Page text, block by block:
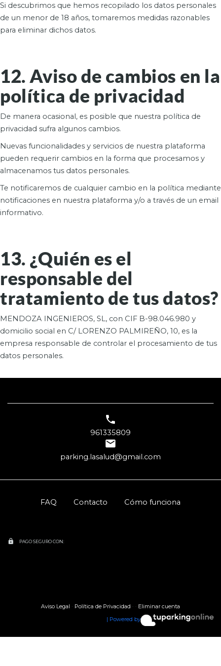
Si descubrimos que hemos recopilado los datos personales
de un menor de 18 años, tomaremos medidas razonables
para eliminar dichos datos.
12. Aviso de cambios en la
política de privacidad
De manera ocasional, es posible que nuestra política de
privacidad sufra algunos cambios.
Nuevas funcionalidades y servicios de nuestra plataforma
pueden requerir cambios en la forma que procesamos y
almacenamos tus datos personales.
Te notificaremos de cualquier cambio en la política mediante
notificaciones en nuestra plataforma y/o a través de un email
informativo.
13. ¿Quién es el
responsable del
tratamiento de tus datos?
MENDOZA INGENIEROS, SL, con CIF B-98.046.980 y
domicilio social en C/ LORENZO PALMIREÑO, 10, es la
empresa responsable de controlar el procesamiento de tus
datos personales.

961335809

parking.lasalud@gmail.com
FAQ Contacto Cómo funciona
lock PAGO SEGURO CON:
Aviso Legal · Política de Privacidad · · Eliminar cuenta
| Powered by